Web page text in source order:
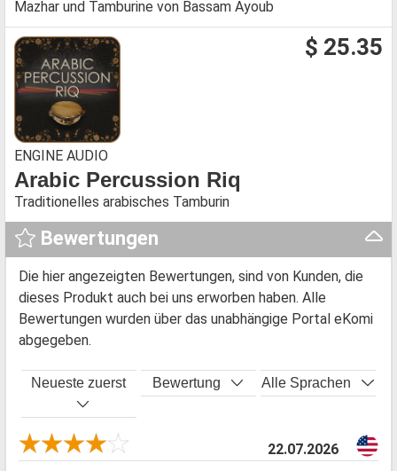
Mazhar und Tamburine von Bassam Ayoub
$ 25.35
ENGINE AUDIO
Arabic Percussion Riq
Traditionelles arabisches Tamburin
Bewertungen
Die hier angezeigten Bewertungen, sind von Kunden, die
dieses Produkt auch bei uns erworben haben. Alle
Bewertungen wurden über das unabhängige Portal eKomi
abgegeben.
Neueste zuerst Bewertung Alle Sprachen
22.07.2026